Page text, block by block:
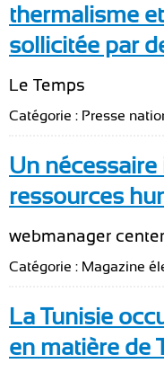
thermalisme
sollicitée par
Le Temps
Catégorie : Presse
Un
ressources
webmanager center
Catégorie : Magazine
La Tunisie
en matière de